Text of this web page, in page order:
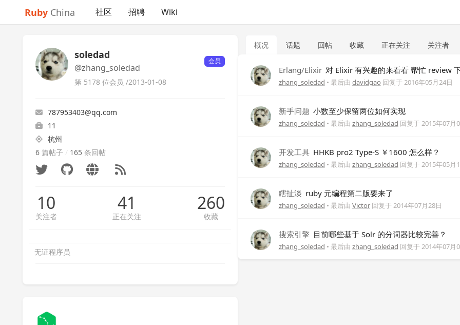
Ruby China 社区 招聘 Wiki
soledad
@zhang_soledad
会员
第 5178 位会员 /2013-01-08
787953403@qq.com
11
杭州
6 篇帖子 / 165 条回帖
10
关注者
41
正在关注
260
收藏
无证程序员
概况 话题 回帖 收藏 正在关注 关注者
Erlang/Elixir 对 Elixir 有兴趣的来看看 帮忙 review
zhang_soledad • 最后由 davidgao 回复于2016年05月24日
新手问题 小数至少保留两位如何实现
zhang_soledad • 最后由 zhang_soledad 回复于2015年07月
开发工具 HHKB pro2 Type-S ￥1600 怎么样？
zhang_soledad • 最后由 zhang_soledad 回复于2015年05月
瞎扯淡 ruby 元编程第二版要来了
zhang_soledad • 最后由 Victor回复于2014年07月28日
搜索引擎 目前哪些基于 Solr 的分词器比较完善？
zhang_soledad • 最后由 zhang_soledad 回复于2014年07月